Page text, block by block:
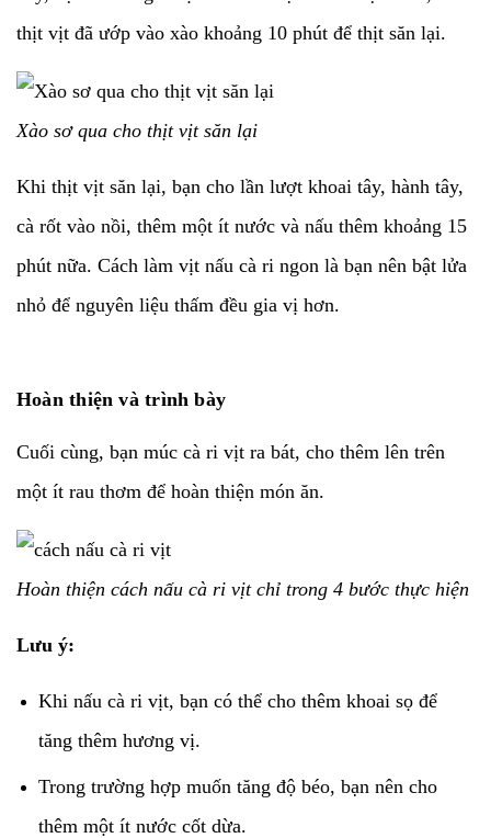
thịt vịt đã ướp vào xào khoảng 10 phút để thịt săn lại.
Xào sơ qua cho thịt vịt săn lại
Khi thịt vịt săn lại, bạn cho lần lượt khoai tây, hành tây,
cà rốt vào nồi, thêm một ít nước và nấu thêm khoảng 15
phút nữa. Cách làm vịt nấu cà ri ngon là bạn nên bật lửa
nhỏ để nguyên liệu thấm đều gia vị hơn.
Hoàn thiện và trình bày
Cuối cùng, bạn múc cà ri vịt ra bát, cho thêm lên trên
một ít rau thơm để hoàn thiện món ăn.
Hoàn thiện cách nấu cà ri vịt chỉ trong 4 bước thực hiện
Lưu ý:
Khi nấu cà ri vịt, bạn có thể cho thêm khoai sọ để
tăng thêm hương vị.
Trong trường hợp muốn tăng độ béo, bạn nên cho
thêm một ít nước cốt dừa.